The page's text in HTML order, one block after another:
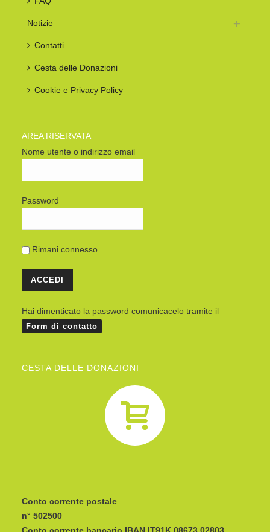
Notizie
Contatti
Cesta delle Donazioni
Cookie e Privacy Policy
AREA RISERVATA
Nome utente o indirizzo email
Password
Rimani connesso
Hai dimenticato la password comunicacelo tramite il
Form di contatto
CESTA DELLE DONAZIONI
Conto corrente postale
n° 502500